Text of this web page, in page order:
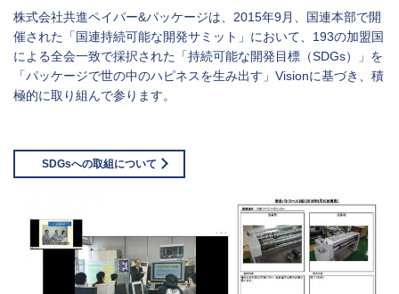
株式会社共進ペイパー&パッケージは、2015年9月、国連本部で開
催された「国連持続可能な開発サミット」において、193の加盟国
による全会一致で採択された「持続可能な開発目標（SDGs）」を
「パッケージで世の中のハピネスを生み出す」Visionに基づき、積
極的に取り組んで参ります。
SDGsへの取組について